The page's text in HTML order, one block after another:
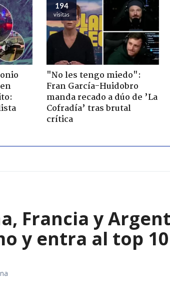
194
visitas
"No les tengo miedo":
Fran García-Huidobro
manda recado a dúo de ’La
Cofradía’ tras brutal
crítica
Francia y
y entra al top